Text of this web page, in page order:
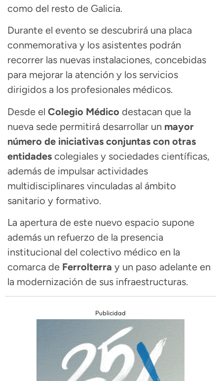
como del resto de Galicia.
Durante el evento se descubrirá una placa
conmemorativa y los asistentes podrán
recorrer las nuevas instalaciones, concebidas
para mejorar la atención y los servicios
dirigidos a los profesionales médicos.
Desde el Colegio Médico destacan que la
nueva sede permitirá desarrollar un mayor
número de iniciativas conjuntas con otras
entidades colegiales y sociedades científicas,
además de impulsar actividades
multidisciplinares vinculadas al ámbito
sanitario y formativo.
La apertura de este nuevo espacio supone
además un refuerzo de la presencia
institucional del colectivo médico en la
comarca de Ferrolterra y un paso adelante en
la modernización de sus infraestructuras.
Publicidad